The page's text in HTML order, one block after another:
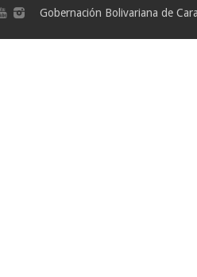
Gobernación Bolivariana de